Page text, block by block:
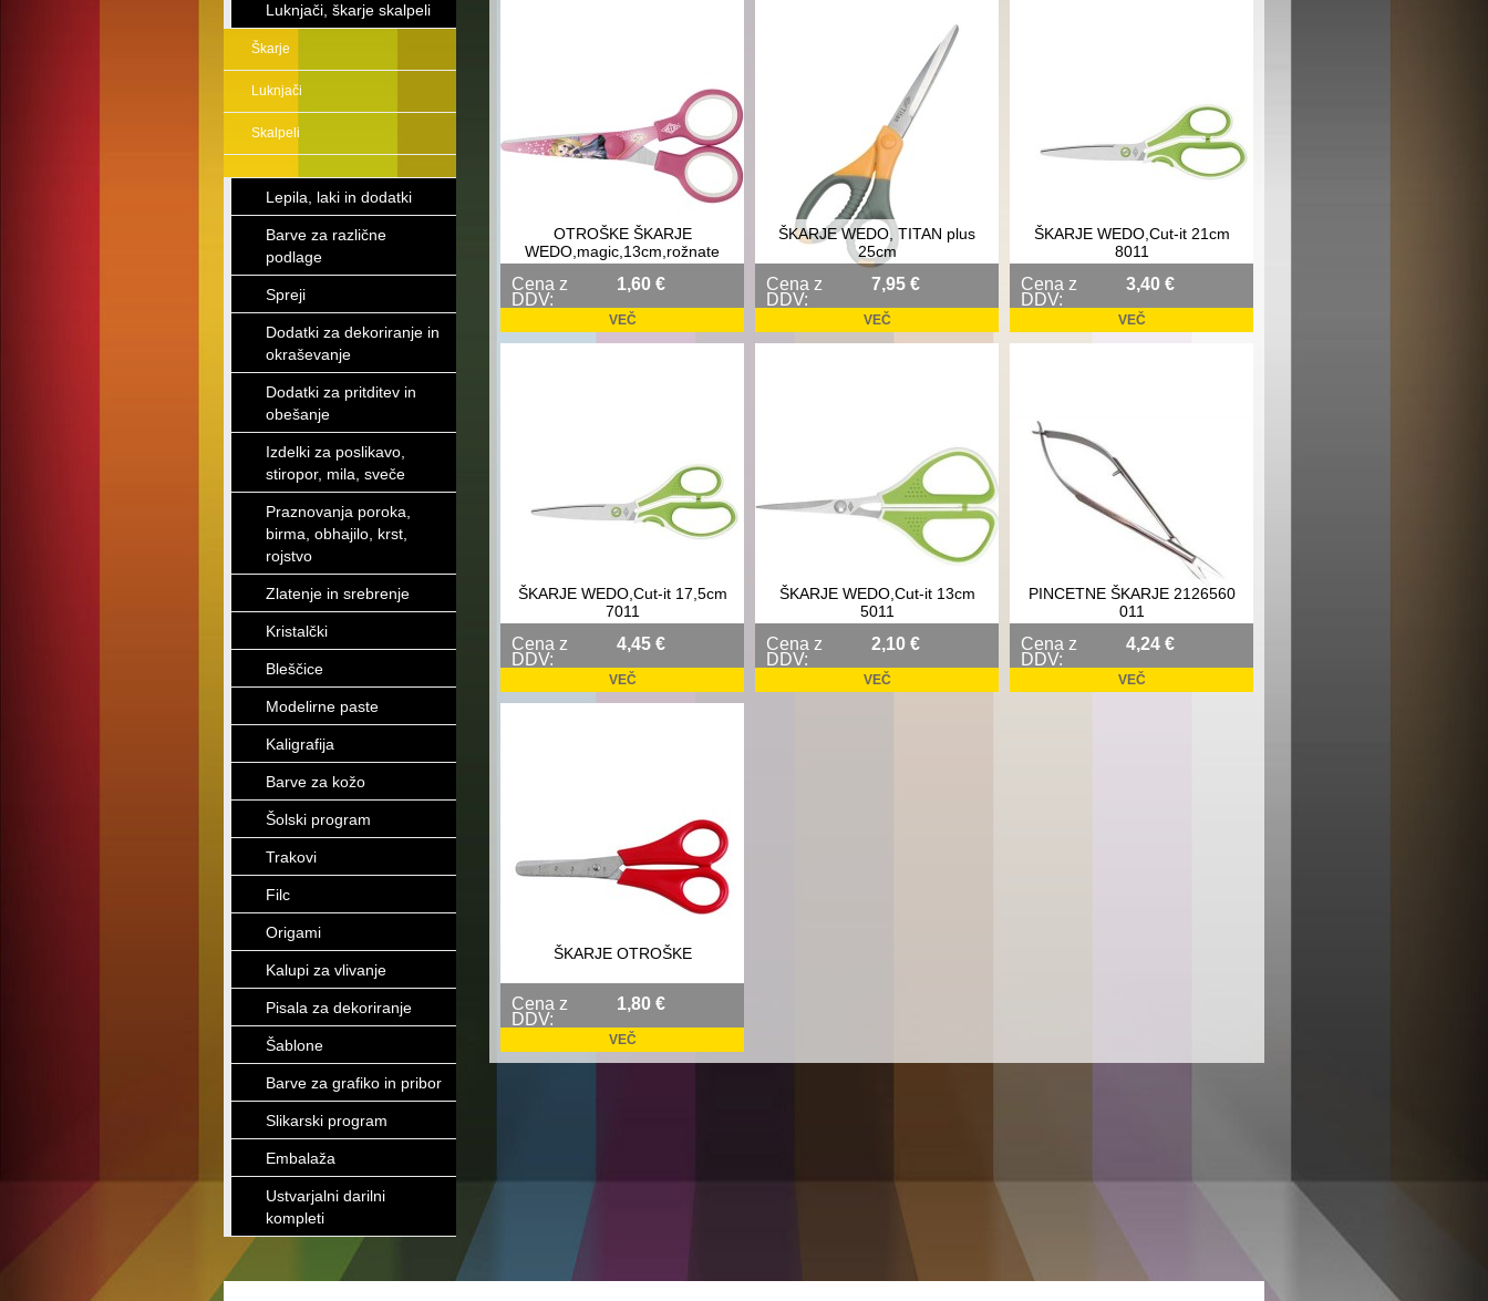
Luknjači, škarje skalpeli
Škarje
Luknjači
Skalpeli
Lepila, laki in dodatki
Barve za različne
podlage
Spreji
Dodatki za dekoriranje in
okraševanje
Dodatki za pritditev in
obešanje
Izdelki za poslikavo,
stiropor, mila, sveče
Praznovanja poroka,
birma, obhajilo, krst,
rojstvo
Zlatenje in srebrenje
Kristalčki
Bleščice
Modelirne paste
Kaligrafija
Barve za kožo
Šolski program
Trakovi
Filc
Origami
Kalupi za vlivanje
Pisala za dekoriranje
Šablone
Barve za grafiko in pribor
Slikarski program
Embalaža
Ustvarjalni darilni
kompleti
OTROŠKE ŠKARJE
WEDO,magic,13cm,rožnate
Cena z
DDV:
1,60 €
VEČ
ŠKARJE WEDO, TITAN plus
25cm
Cena z
DDV:
7,95 €
VEČ
ŠKARJE WEDO,Cut-it 21cm
8011
Cena z
DDV:
3,40 €
VEČ
ŠKARJE WEDO,Cut-it 17,5cm
7011
Cena z
DDV:
4,45 €
VEČ
ŠKARJE WEDO,Cut-it 13cm
5011
Cena z
DDV:
2,10 €
VEČ
PINCETNE ŠKARJE 2126560
011
Cena z
DDV:
4,24 €
VEČ
ŠKARJE OTROŠKE
Cena z
DDV:
1,80 €
VEČ